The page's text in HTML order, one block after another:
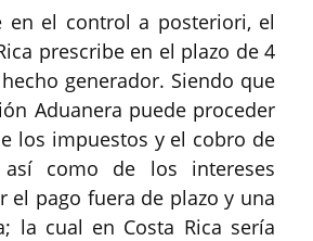
en el control a posteriori, el
prescribe en el plazo de 4
generador. Siendo que
Aduanera puede proceder
los impuestos y el cobro de
como de los intereses
el pago fuera de plazo y una
la cual en Costa Rica sería